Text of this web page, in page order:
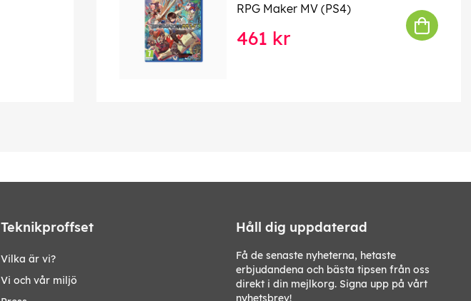
RPG Maker MV (PS4)
461 kr
Teknikproffset
Vilka är vi?
Vi och vår miljö
Håll dig uppdaterad
Få de senaste nyheterna, hetaste
erbjudandena och bästa tipsen från oss
direkt i din mejlkorg. Signa upp på vårt
nyhetsbrev!